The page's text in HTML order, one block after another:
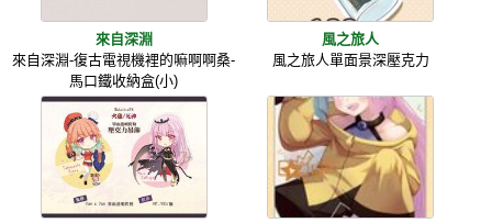
來自深淵
來自深淵-復古電視機裡的嘛啊啊桑-
馬口鐵收納盒(小)
風之旅人
風之旅人單面景深壓克力